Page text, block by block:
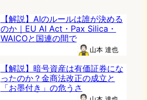
【解説】AIのルールは誰が決める
のか｜EU AI Act・Pax Silica・
WAICOと国連の間で
山本 達也
【解説】暗号資産は有価証券にな
ったのか？金商法改正の成立と
「お墨付き」の危うさ